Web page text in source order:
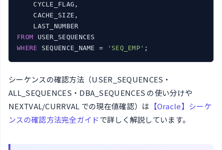
    CYCLE_FLAG,
    CACHE_SIZE,
FROM
WHERE SEQUENCE_NAME = 'SEQ_EMP'
シーケンスの確認方法（USER_SEQUENCES・
ALL_SEQUENCES・DBA_SEQUENCES の使い分けや
NEXTVAL/CURRVAL での現在値確認）は 【Oracle】シーケ
ンスの確認方法完全ガイドで詳しく解説しています。